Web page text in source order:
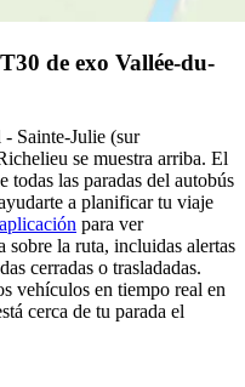
de exo Vallée-du-
Sainte-Julie (sur
se muestra arriba. El
todas las paradas del autobús
a planificar tu viaje
para ver
sobre la ruta, incluidas alertas
cerradas o trasladadas.
vehículos en tiempo real en
cerca de tu parada el